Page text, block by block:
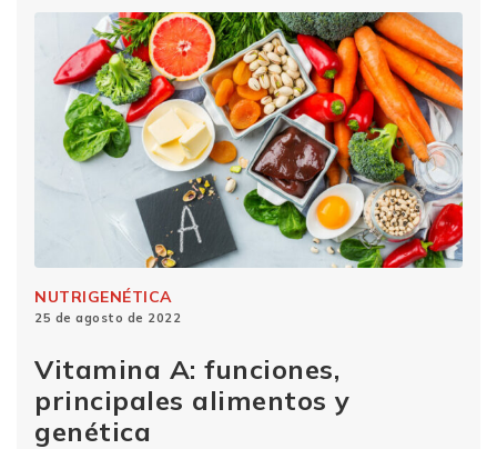
afectadas. La principal asociación …Sigue leyendo
NUTRIGENÉTICA
25 de agosto de 2022
Vitamina A: funciones,
principales alimentos y
genética